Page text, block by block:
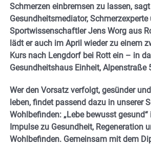
Schmerzen einbremsen zu lassen,
Gesundheitsmediator, Schmerzexperte
Sportwissenschaftler Jens Worg aus
lädt er auch im April wieder zu einem
Kurs nach Lengdorf bei Rott ein – in
Gesundheitshaus Einheit, Alpenstraße
Wer den Vorsatz verfolgt, gesünder
leben, findet passend dazu in unserer
Wohlbefinden: „Lebe bewusst
Impulse zu Gesundheit, Regeneration
Wohlbefinden. Gemeinsam mit dem